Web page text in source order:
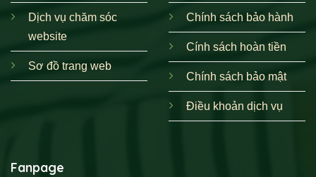
Dịch vụ chăm sóc
website
Sơ đồ trang web
Chính sách bảo hành
Cính sách hoàn tiền
Chính sách bảo mật
Điều khoản dịch vụ
Fanpage